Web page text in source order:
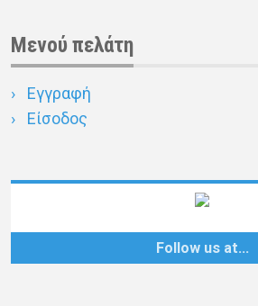
Μενού πελάτη
Εγγραφή
Είσοδος
Follow us at…